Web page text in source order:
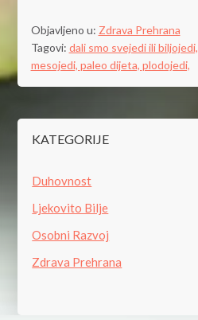
Objavljeno u: Zdrava Prehrana
Tagovi: dali smo svejedi ili biljojedi,
mesojedi, paleo dijeta, plodojedi,
KATEGORIJE
Duhovnost
Ljekovito Bilje
Osobni Razvoj
Zdrava Prehrana